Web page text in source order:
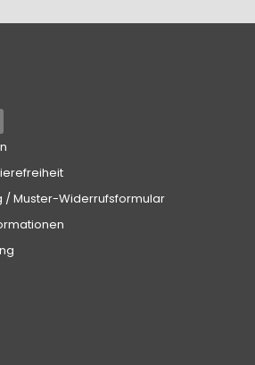
/ Muster-Widerrufsformular